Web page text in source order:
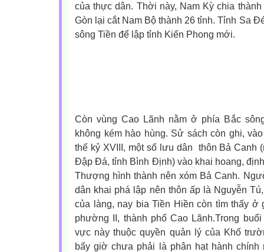
của thực dân. Thời này, Nam Kỳ chia
Gòn lại cắt Nam Bộ thành 26 tỉnh. Tỉnh Sa
sông Tiền để lập tỉnh Kiến Phong mới.
Còn vùng Cao Lãnh nằm ở phía Bắc
không kém hào hùng. Sử sách còn ghi,
thế kỷ XVIII, một số lưu dân
thôn Bả Canh
Đập Đá, tỉnh Bình Định) vào khai hoang,
Thượng hình thành nên xóm Bả Canh.
dân khai phá lập nên thôn ấp là Nguyễn
của làng, nay bia Tiền Hiền còn tìm thấy
phường II, thành phố Cao Lãnh.Trong
vực này thuộc quyền quản lý của Khố
bấy giờ chưa phải là phân hạt hành